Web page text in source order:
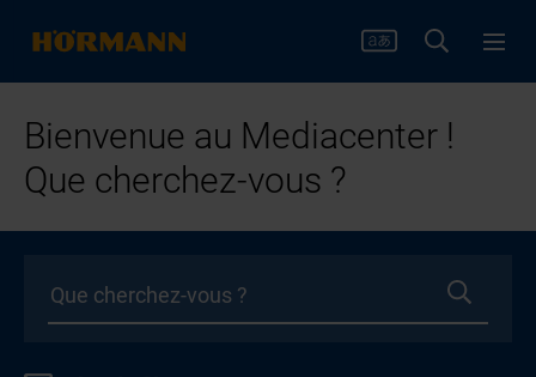
Bienvenue au Mediacenter !
Que cherchez-vous ?